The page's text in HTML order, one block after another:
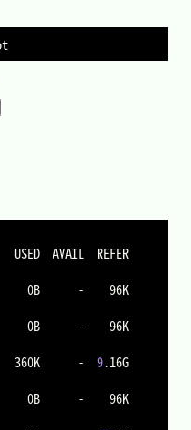
AVAIL  REFER
0B      -    96K
0B      -    96K
360K      - 9.16G
0B      -    96K